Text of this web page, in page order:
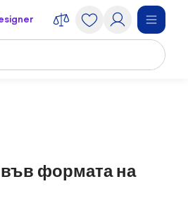
във формата на